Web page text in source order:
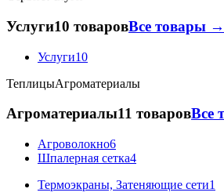
Услуги10 товаровВсе товары →
Услуги10
ТеплицыАгроматериалы
Агроматериалы11 товаровВсе
Агроволокно6
Шпалерная сетка4
Термоэкраны, Затеняющие сети1